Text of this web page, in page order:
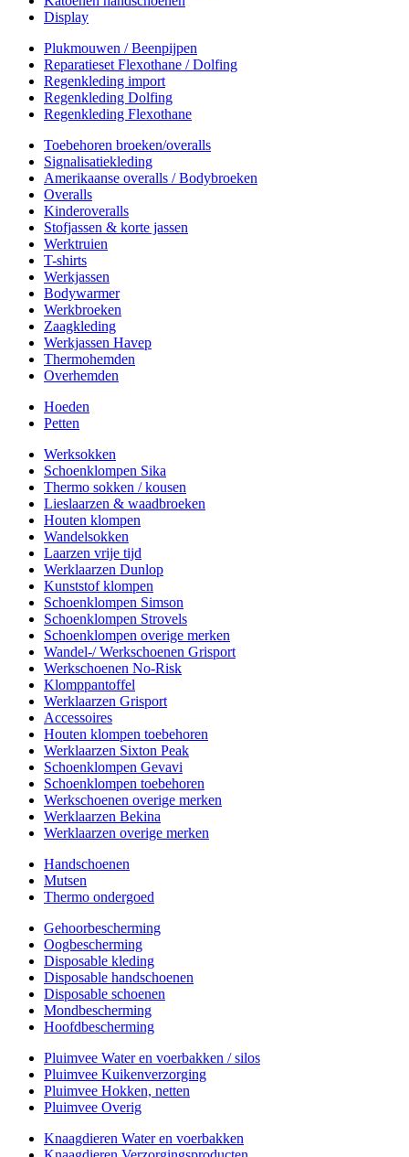
Display
Plukmouwen / Beenpijpen
Reparatieset Flexothane / Dolfing
Regenkleding import
Regenkleding Dolfing
Regenkleding Flexothane
Toebehoren broeken/overalls
Signalisatiekleding
Amerikaanse overalls / Bodybroeken
Overalls
Kinderoveralls
Stofjassen & korte jassen
Werktruien
T-shirts
Werkjassen
Bodywarmer
Werkbroeken
Zaagkleding
Werkjassen Havep
Thermohemden
Overhemden
Hoeden
Petten
Werksokken
Schoenklompen Sika
Thermo sokken / kousen
Lieslaarzen & waadbroeken
Houten klompen
Wandelsokken
Laarzen vrije tijd
Werklaarzen Dunlop
Kunststof klompen
Schoenklompen Simson
Schoenklompen Strovels
Schoenklompen overige merken
Wandel-/ Werkschoenen Grisport
Werkschoenen No-Risk
Klomppantoffel
Werklaarzen Grisport
Accessoires
Houten klompen toebehoren
Werklaarzen Sixton Peak
Schoenklompen Gevavi
Schoenklompen toebehoren
Werkschoenen overige merken
Werklaarzen Bekina
Werklaarzen overige merken
Handschoenen
Mutsen
Thermo ondergoed
Gehoorbescherming
Oogbescherming
Disposable kleding
Disposable handschoenen
Disposable schoenen
Mondbescherming
Hoofdbescherming
Pluimvee Water en voerbakken / silos
Pluimvee Kuikenverzorging
Pluimvee Hokken, netten
Pluimvee Overig
Knaagdieren Water en voerbakken